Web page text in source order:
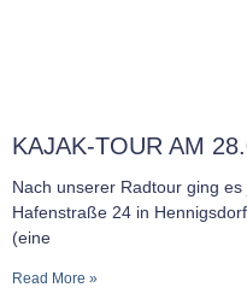
KAJAK-TOUR AM
Nach unserer Radtour ging
Hafenstraße 24 in
(eine
Read More »